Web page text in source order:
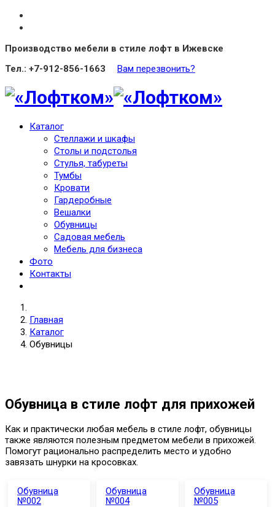
Производство мебели в стиле лофт в Ижевске
Тел.: +7-912-856-1663
Вам перезвонить?
Каталог
Стеллажи и шкафы
Столы и подстолья
Стулья, табуреты
Тумбы
Кровати
Гардеробные
Вешалки
Обувницы
Садовая мебель
Мебель для бизнеса
Фото
Контакты
Главная
Каталог
Обувницы
Обувница в стиле лофт для прихожей
Как и практически любая мебель в стиле лофт, обувницы
также являются полезным предметом мебели в прихожей.
Помогут рационально распределить место и удобно
завязать шнурки на кросовках.
Обувница
№002
Обувница
№004
Обувница
№005